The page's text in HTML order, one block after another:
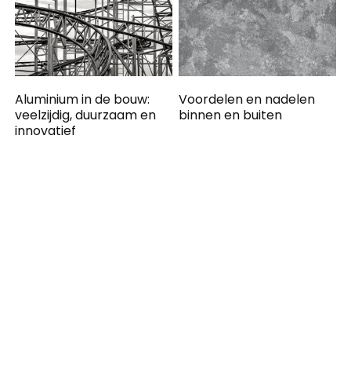
Aluminium in de bouw:
veelzijdig, duurzaam en
innovatief
Voordelen en nadelen
binnen en buiten